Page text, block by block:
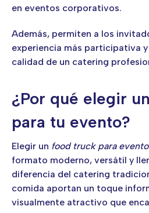
en eventos corporativos.
Además, permiten a los
experiencia más participativa
calidad de un catering
¿Por qué elegir
para tu evento?
Elegir un food truck para
formato moderno, versátil y
diferencia del catering
comida aportan un toque
visualmente atractivo que